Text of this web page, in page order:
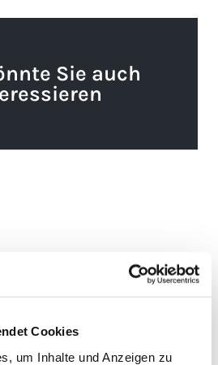
Cookies
um Inhalte und Anzeigen zu
Sie auch